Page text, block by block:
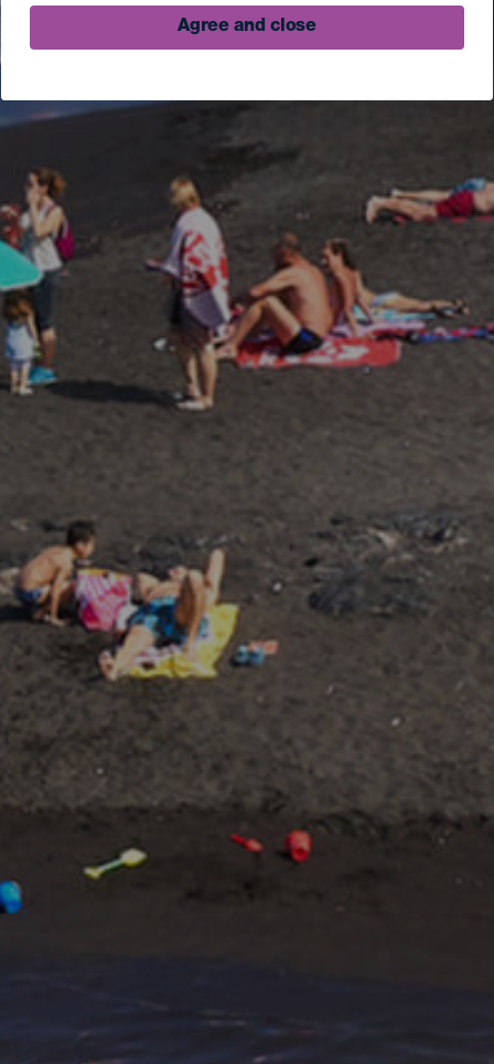
Agree and close